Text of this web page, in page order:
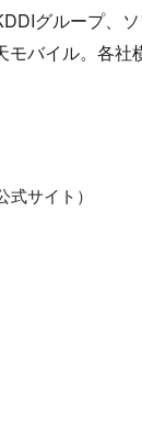
グループ、
モバイル。各
式サイト）